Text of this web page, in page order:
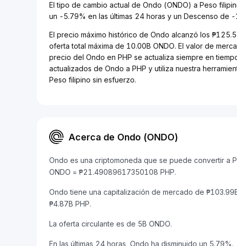
El tipo de cambio actual de Ondo (ONDO) a Peso
un -5.79% en las últimas 24 horas y un Descenso de -
El precio máximo histórico de Ondo alcanzó los
oferta total máxima de 10.00B ONDO. El valor de
precio del Ondo en PHP se actualiza siempre en
actualizados de Ondo a PHP y utiliza nuestra
Peso filipino sin esfuerzo.
Acerca de Ondo (ONDO)
Ondo es una criptomoneda que se puede convertir a
ONDO = ₱21.49089617350108 PHP.
Ondo tiene una capitalización de mercado de
₱4.87B PHP.
La oferta circulante es de 5B ONDO.
En las últimas 24 horas, Ondo ha disminuido un 5.79%.